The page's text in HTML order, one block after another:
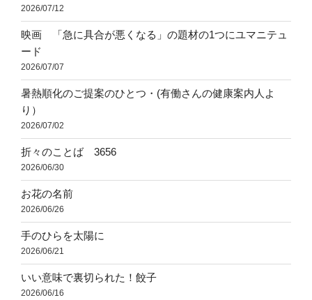
2026/07/12
映画 「急に具合が悪くなる」の題材の1つにユマニテュ
ード
2026/07/07
暑熱順化のご提案のひとつ・(有働さんの健康案内人よ
り）
2026/07/02
折々のことば 3656
2026/06/30
お花の名前
2026/06/26
手のひらを太陽に
2026/06/21
いい意味で裏切られた！餃子
2026/06/16